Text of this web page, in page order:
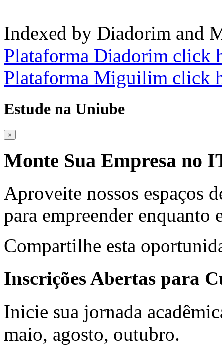
Indexed by Diadorim and
Plataforma Diadorim click
Plataforma Miguilim click
Estude na Uniube
×
Monte Sua Empresa no
Aproveite nossos espaços
para empreender enquanto
Compartilhe esta
Inscrições Abertas para
Inicie sua jornada
maio, agosto, outubro.